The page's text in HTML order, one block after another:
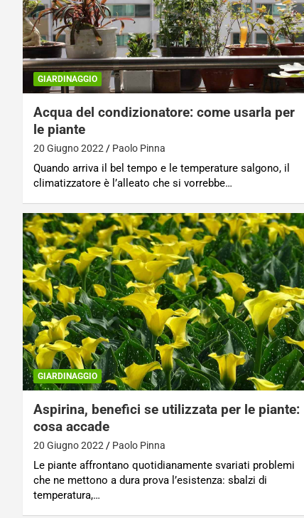
GIARDINAGGIO
Acqua del condizionatore: come usarla per
le piante
20 Giugno 2022 Paolo Pinna
Quando arriva il bel tempo e le temperature salgono, il
climatizzatore è l’alleato che si vorrebbe…
GIARDINAGGIO
Aspirina, benefici se utilizzata per le piante:
cosa accade
20 Giugno 2022 Paolo Pinna
Le piante affrontano quotidianamente svariati problemi
che ne mettono a dura prova l’esistenza: sbalzi di
temperatura,…